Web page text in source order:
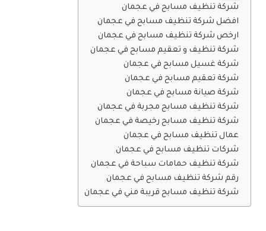
شركة تنظيف مسابح في عجمان
افضل شركة تنظيف مسابح في عجمان
ارخص شركة تنظيف مسابح في عجمان
شركة تنظيف و تعقيم مسابح في عجمان
شركة غسيل مسابح في عجمان
شركة تعقيم مسابح في عجمان
شركة صيانة مسابح في عجمان
شركة تنظيف مسابح مجربة في عجمان
شركة تنظيف مسابح رخيصة في عجمان
عمال تنظيف مسابح في عجمان
شركات تنظيف مسابح في عجمان
شركة تنظيف حمامات سباحة في عجمان
رقم شركة تنظيف مسابح في عجمان
شركة تنظيف مسابح قريبة مني في عجمان